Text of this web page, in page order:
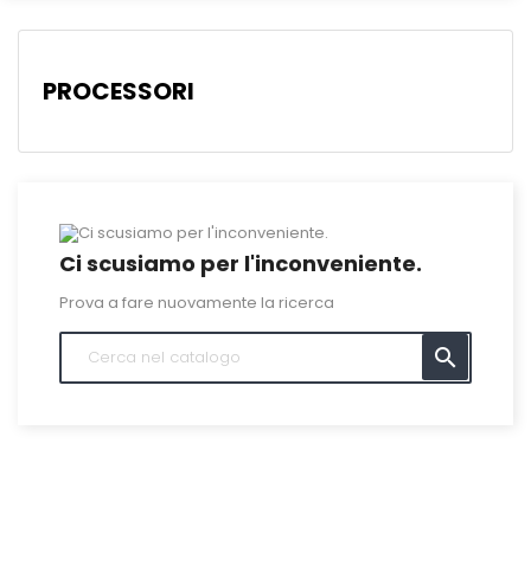
PROCESSORI
Ci scusiamo per l'inconveniente.
Prova a fare nuovamente la ricerca
